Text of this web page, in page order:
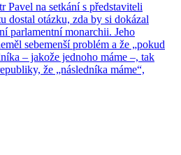
na setkání s představiteli
dostal otázku, zda by si dokázal
parlamentní monarchii. Jeho
sebemenší problém a že „pokud
– jakože jednoho máme –, tak
že „následníka máme“,